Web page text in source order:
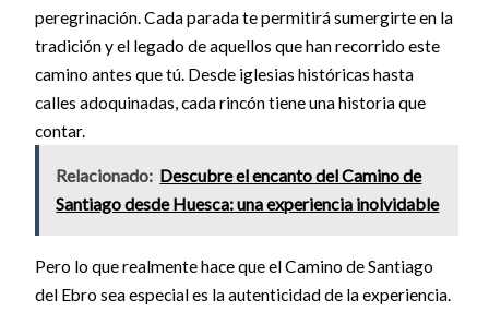
peregrinación. Cada parada te permitirá sumergirte en la
tradición y el legado de aquellos que han recorrido este
camino antes que tú. Desde iglesias históricas hasta
calles adoquinadas, cada rincón tiene una historia que
contar.
Relacionado: Descubre el encanto del Camino de
Santiago desde Huesca: una experiencia inolvidable
Pero lo que realmente hace que el Camino de Santiago
del Ebro sea especial es la autenticidad de la experiencia.